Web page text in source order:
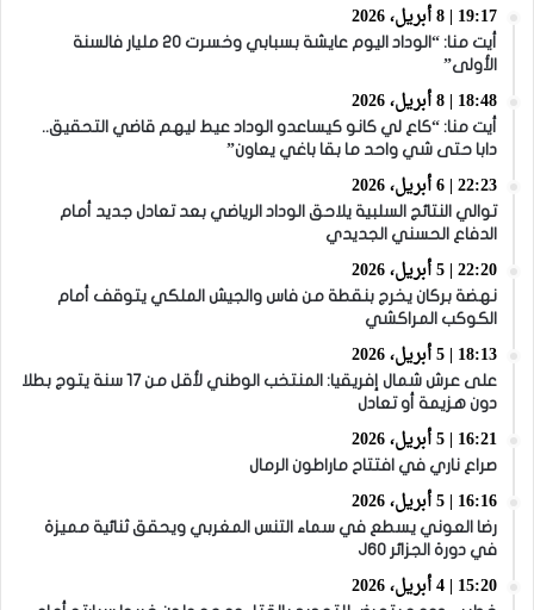
19:17 | 8 أبريل، 2026
أيت منا: “الوداد اليوم عايشة بسبابي وخسرت 20 مليار فالسنة
الأولى”
18:48 | 8 أبريل، 2026
أيت منا: “كاع لي كانو كيساعدو الوداد عيط ليهم قاضي التحقيق..
دابا حتى شي واحد ما بقا باغي يعاون”
22:23 | 6 أبريل، 2026
توالي النتائج السلبية يلاحق الوداد الرياضي بعد تعادل جديد أمام
الدفاع الحسني الجديدي
22:20 | 5 أبريل، 2026
نهضة بركان يخرج بنقطة من فاس والجيش الملكي يتوقف أمام
الكوكب المراكشي
18:13 | 5 أبريل، 2026
على عرش شمال إفريقيا: المنتخب الوطني لأقل من 17 سنة يتوج بطلا
دون هزيمة أو تعادل
16:21 | 5 أبريل، 2026
صراع ناري في افتتاح ماراطون الرمال
16:16 | 5 أبريل، 2026
رضا العوني يسطع في سماء التنس المغربي ويحقق ثنائية مميزة
في دورة الجزائر J60
15:20 | 4 أبريل، 2026